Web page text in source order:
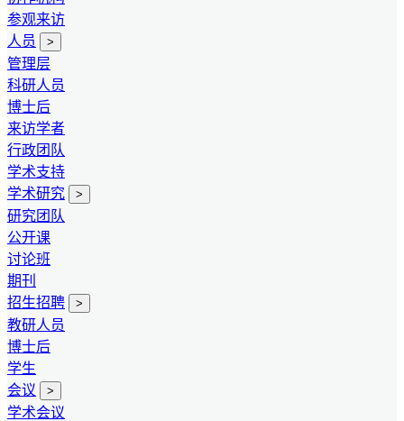
参观来访
人员
>
管理层
科研人员
博士后
来访学者
行政团队
学术支持
学术研究
>
研究团队
公开课
讨论班
期刊
招生招聘
>
教研人员
博士后
学生
会议
>
学术会议